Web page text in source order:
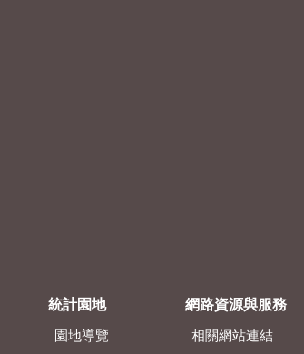
統計園地
園地導覽
網路資源與服務
相關網站連結